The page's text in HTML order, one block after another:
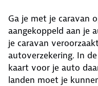
Ga je met je caravan
aangekoppeld aan je
je caravan
autoverzekering. In
kaart voor je auto
landen moet je